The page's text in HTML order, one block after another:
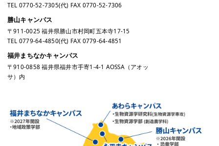
TEL 0770-52-7305(代) FAX 0770-52-7306
勝山キャンパス
〒911-0025 福井県勝山市村岡町五本寺17-15
TEL 0779-64-4850(代) FAX 0779-64-4851
福井まちなかキャンパス
〒910-0858 福井県福井市手寄1-4-1 AOSSA（アオッ
サ）内